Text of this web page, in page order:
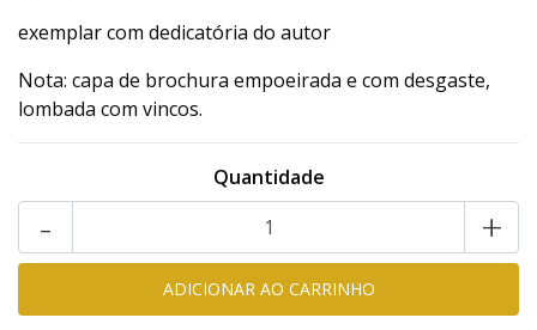
exemplar com dedicatória do autor
Nota: capa de brochura empoeirada e com desgaste,
lombada com vincos.
Quantidade
+
-